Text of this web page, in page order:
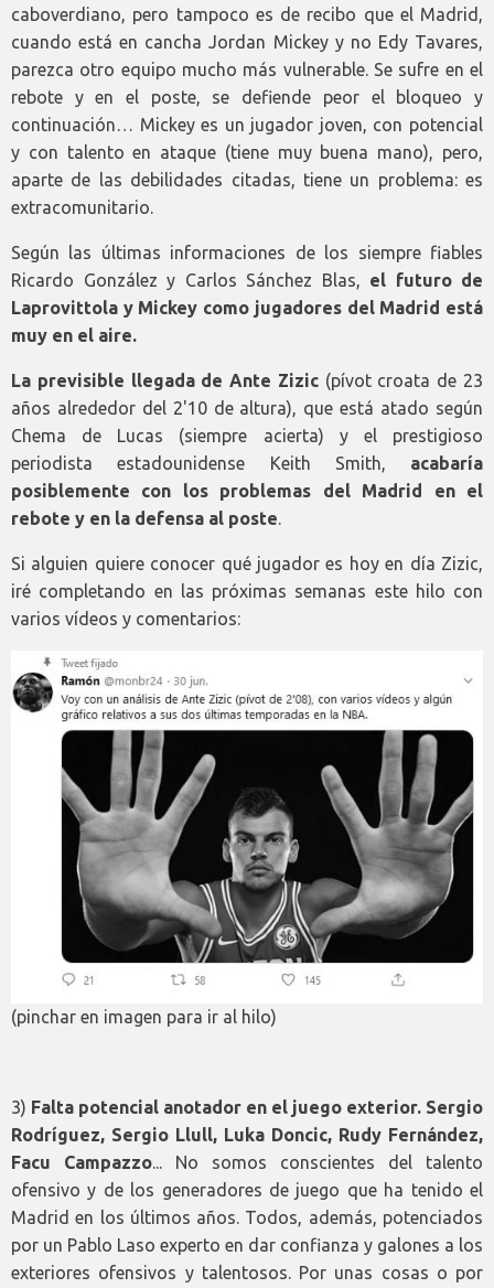
caboverdiano, pero tampoco es de recibo que el Madrid,
cuando está en cancha Jordan Mickey y no Edy Tavares,
parezca otro equipo mucho más vulnerable. Se sufre en el
rebote y en el poste, se defiende peor el bloqueo y
continuación… Mickey es un jugador joven, con potencial
y con talento en ataque (tiene muy buena mano), pero,
aparte de las debilidades citadas, tiene un problema: es
extracomunitario.
Según las últimas informaciones de los siempre fiables
Ricardo González y Carlos Sánchez Blas, el futuro de
Laprovittola y Mickey como jugadores del Madrid está
muy en el aire.
La previsible llegada de Ante Zizic(pívot croata de 23
años alrededor del 2'10 de altura), que está atado según
Chema de Lucas (siempre acierta) y el prestigioso
periodista estadounidense Keith Smith, acabaría
posiblemente con los problemas del Madrid en el
rebote y en la defensa al poste.
Si alguien quiere conocer qué jugador es hoy en día Zizic,
iré completando en las próximas semanas este hilo con
varios vídeos y comentarios:
(pinchar en imagen para ir al hilo)
3) Falta potencial anotador en el juego exterior. Sergio
Rodríguez, Sergio Llull, Luka Doncic, Rudy Fernández,
Facu Campazzo... No somos conscientes del talento
ofensivo y de los generadores de juego que ha tenido el
Madrid en los últimos años. Todos, además, potenciados
por un Pablo Laso experto en dar confianza y galones a los
exteriores ofensivos y talentosos. Por unas cosas o por